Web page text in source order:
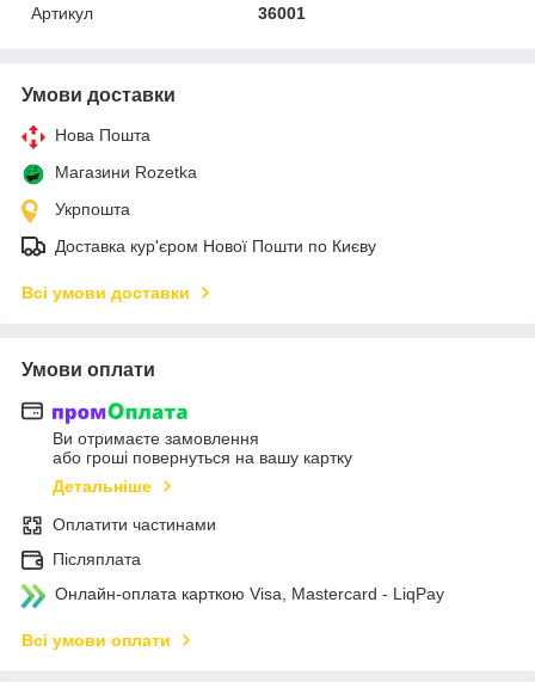
Артикул
36001
Умови доставки
Нова Пошта
Магазини Rozetka
Укрпошта
Доставка кур'єром Нової Пошти по Києву
Всі умови доставки
Умови оплати
Ви отримаєте замовлення
або гроші повернуться на вашу картку
Детальніше
Оплатити частинами
Післяплата
Онлайн-оплата карткою Visa, Mastercard - LiqPay
Всі умови оплати